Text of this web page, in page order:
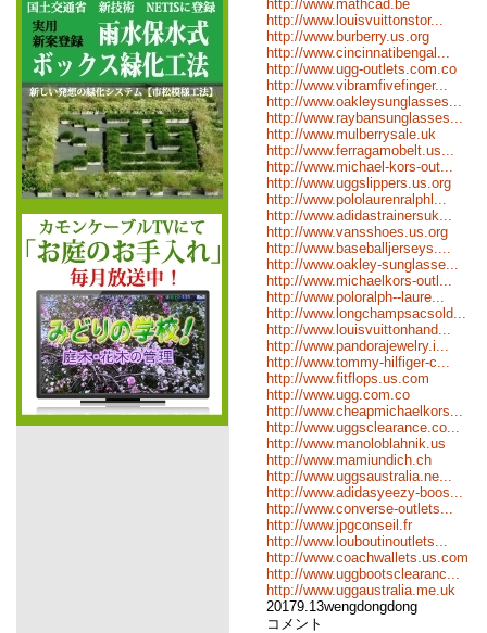
http://www.mathcad.be
http://www.louisvuittonstor...
http://www.burberry.us.org
http://www.cincinnatibengal...
http://www.ugg-outlets.com.co
http://www.vibramfivefinger...
http://www.oakleysunglasses...
http://www.raybansunglasses...
http://www.mulberrysale.uk
http://www.ferragamobelt.us...
http://www.michael-kors-out...
http://www.uggslippers.us.org
http://www.pololaurenralphl...
http://www.adidastrainersuk...
http://www.vansshoes.us.org
http://www.baseballjerseys....
http://www.oakley-sunglasse...
http://www.michaelkors-outl...
http://www.poloralph--laure...
http://www.longchampsacsold...
http://www.louisvuittonhand...
http://www.pandorajewelry.i...
http://www.tommy-hilfiger-c...
http://www.fitflops.us.com
http://www.ugg.com.co
http://www.cheapmichaelkors...
http://www.uggsclearance.co...
http://www.manoloblahnik.us
http://www.mamiundich.ch
http://www.uggsaustralia.ne...
http://www.adidasyeezy-boos...
http://www.converse-outlets...
http://www.jpgconseil.fr
http://www.louboutinoutlets...
http://www.coachwallets.us.com
http://www.uggbootsclearanc...
http://www.uggaustralia.me.uk
20179.13wengdongdong
コメント